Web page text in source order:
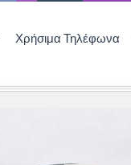
Χρήσιμα Τηλέφωνα